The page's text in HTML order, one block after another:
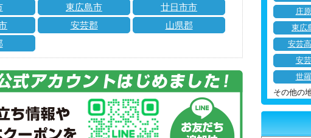
東広島市
廿日市市
安芸郡
山県郡
庄
東広
安芸
安
世
その他の